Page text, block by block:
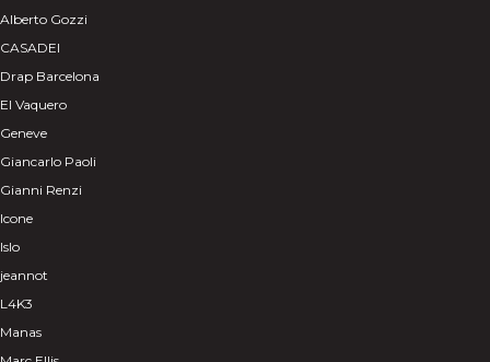
Alberto Gozzi
CASADEI
Drap Barcelona
El Vaquero
Geneve
Giancarlo Paoli
Gianni Renzi
Icone
Islo
jeannot
L4K3
Manas